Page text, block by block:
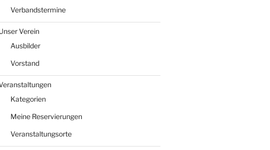
Verbandstermine
Verein
Ausbilder
Vorstand
Kategorien
Meine Reservierungen
Veranstaltungsorte